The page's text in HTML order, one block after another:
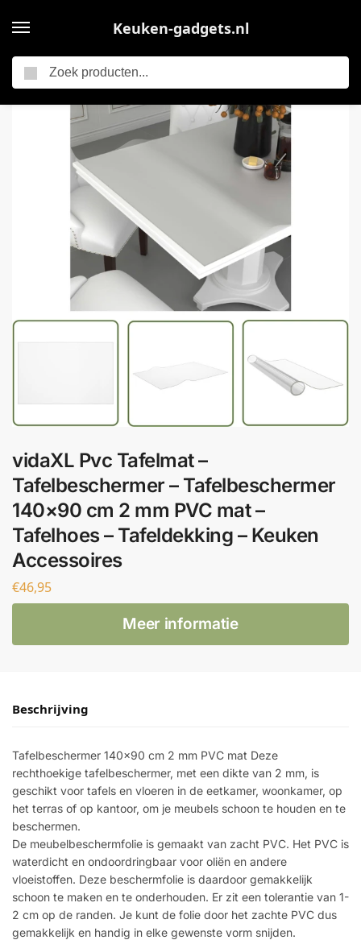
Keuken-gadgets.nl
vidaXL Pvc Tafelmat – Tafelbeschermer – Tafelbeschermer 140×90 cm 2 mm PVC mat – Tafelhoes – Tafeldekking – Keuken Accessoires
vidaXL Pvc Tafelmat –
Tafelbeschermer – Tafelbeschermer
140×90 cm 2 mm PVC mat –
Tafelhoes – Tafeldekking – Keuken
Accessoires
€46,95
Meer informatie
Beschrijving
Tafelbeschermer 140×90 cm 2 mm PVC mat Deze
rechthoekige tafelbeschermer, met een dikte van 2 mm, is
geschikt voor tafels en vloeren in de eetkamer, woonkamer, op
het terras of op kantoor, om je meubels schoon te houden en te
beschermen.
De meubelbeschermfolie is gemaakt van zacht PVC. Het PVC is
waterdicht en ondoordringbaar voor oliën en andere
vloeistoffen. Deze beschermfolie is daardoor gemakkelijk
schoon te maken en te onderhouden. Er zit een tolerantie van 1-
2 cm op de randen. Je kunt de folie door het zachte PVC dus
gemakkelijk en handig in elke gewenste vorm snijden.